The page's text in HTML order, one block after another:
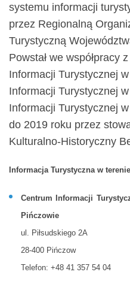
systemu informacji
przez Regionalną
Turystyczną
Powstał we współpracy
Informacji Turystycznej
Informacji Turystycznej
Informacji Turystycznej
do 2019 roku przez
Kulturalno-Historyczny
Informacja Turystyczna w
Centrum Informacji
Pińczowie
ul. Piłsudskiego 2A
28-400 Pińczow
Telefon: +48 41 357 54 04